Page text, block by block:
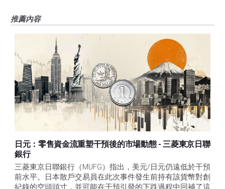
推薦內容
日元：零售資金流重塑干預後的市場動態 - 三菱東京日聯
銀行
三菱東京日聯銀行（MUFG）指出，美元/日元仍遠低於干預
前水平。日本散戶交易員在此次事件發生前持有該貨幣對創
紀錄的空頭頭寸，並可能在干預引發的下跌過程中回補了這